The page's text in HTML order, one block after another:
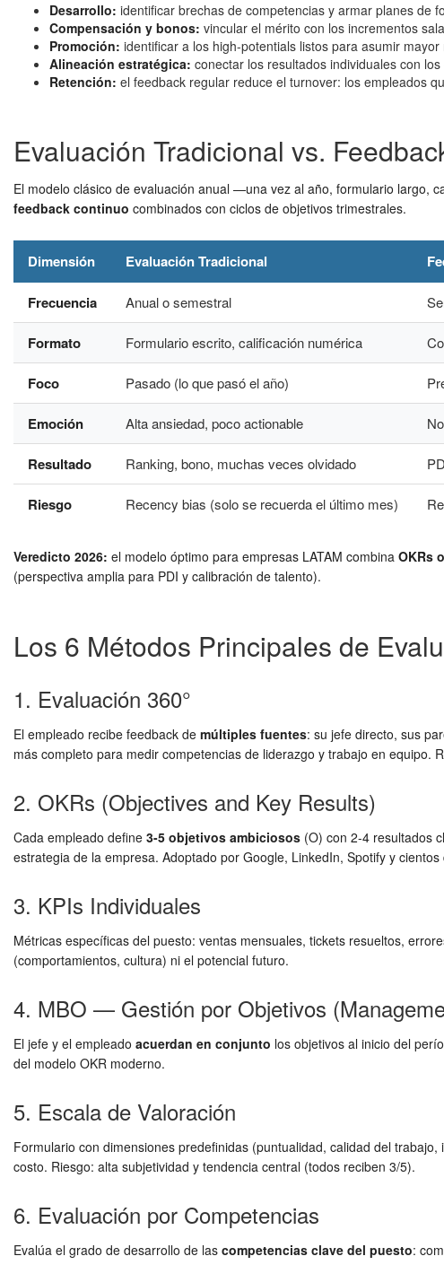
Desarrollo: identificar brechas de competencias y armar planes de
Compensación y bonos: vincular el mérito con los incrementos
Promoción: identificar a los high-potentials listos para asumir mayor
Alineación estratégica: conectar los resultados individuales con
Retención: el feedback regular reduce el turnover: los empleados
Evaluación Tradicional vs.
El modelo clásico de evaluación anual —una vez al año, formulario largo,
feedback continuo combinados con ciclos de objetivos trimestrales.
Dimensión Evaluación Tradicional
Frecuencia Anual o semestral
Formato Formulario escrito, calificación numérica
Foco Pasado (lo que pasó el año)
Emoción Alta ansiedad, poco actionable
Resultado Ranking, bono, muchas veces olvidado
Riesgo Recency bias (solo se recuerda el último mes)
Veredicto 2026: el modelo óptimo para empresas LATAM combina OKRs
(perspectiva amplia para PDI y calibración de talento).
Los 6 Métodos Principales de
1. Evaluación 360°
El empleado recibe feedback de múltiples fuentes: su jefe directo, sus
más completo para medir competencias de liderazgo y trabajo en equipo.
2. OKRs (Objectives and Key Results)
Cada empleado define 3-5 objetivos ambiciosos (O) con 2-4 resultados
estrategia de la empresa. Adoptado por Google, LinkedIn, Spotify y
3. KPIs Individuales
Métricas específicas del puesto: ventas mensuales, tickets resueltos,
(comportamientos, cultura) ni el potencial futuro.
4. MBO — Gestión por Objetivos
El jefe y el empleado acuerdan en conjunto los objetivos al inicio del
del modelo OKR moderno.
5. Escala de Valoración
Formulario con dimensiones predefinidas (puntualidad, calidad del
costo. Riesgo: alta subjetividad y tendencia central (todos reciben 3/5).
6. Evaluación por Competencias
Evalúa el grado de desarrollo de las competencias clave del puesto: